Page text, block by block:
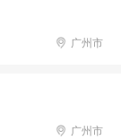
广州市
广州市